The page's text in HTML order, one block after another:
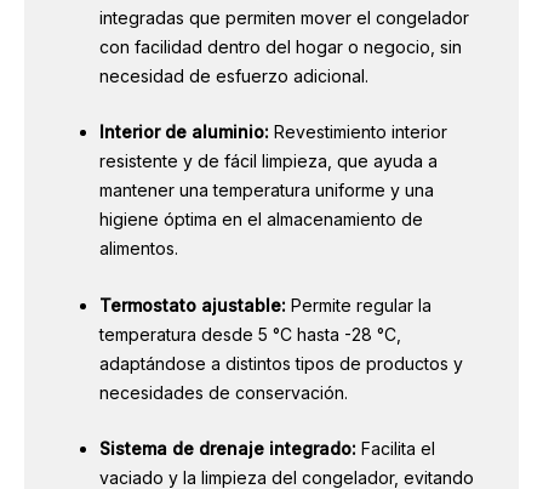
integradas que permiten mover el congelador
con facilidad dentro del hogar o negocio, sin
necesidad de esfuerzo adicional.
Interior de aluminio: Revestimiento interior
resistente y de fácil limpieza, que ayuda a
mantener una temperatura uniforme y una
higiene óptima en el almacenamiento de
alimentos.
Termostato ajustable: Permite regular la
temperatura desde 5 °C hasta -28 °C,
adaptándose a distintos tipos de productos y
necesidades de conservación.
Sistema de drenaje integrado: Facilita el
vaciado y la limpieza del congelador, evitando